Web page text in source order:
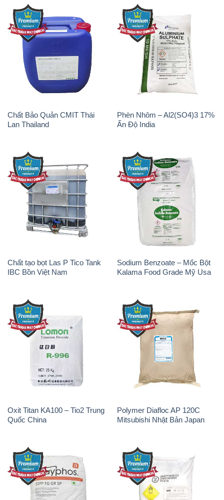
Chất Bảo Quản CMIT Thái
Lan Thailand
Phèn Nhôm – Al2(SO4)3 17%
Ấn Độ India
Chất tạo bọt Las P Tico Tank
IBC Bồn Việt Nam
Sodium Benzoate – Mốc Bột
Kalama Food Grade Mỹ Usa
Oxit Titan KA100 – Tio2 Trung
Polymer Diafloc AP 120C
Mitsubishi Nhật Bản Japan
Sodium Tripoly Phosphate –
Sodium Percarbonate Dạng